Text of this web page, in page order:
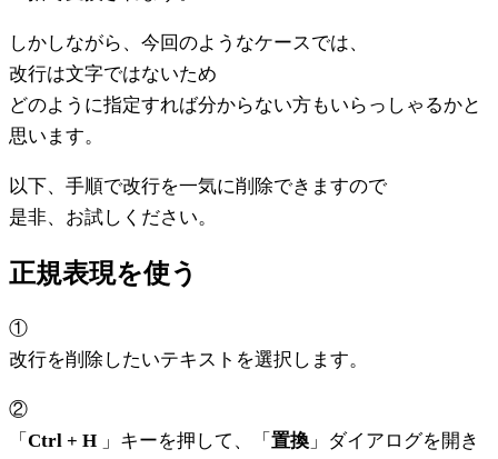
しかしながら、今回のようなケースでは、
改行は文字ではないため
どのように指定すれば分からない方もいらっしゃるかと
思います。
以下、手順で改行を一気に削除できますので
是非、お試しください。
正規表現を使う
①
改行を削除したいテキストを選択します。
②
「 Ctrl + H 」キーを押して、「 置換 」ダイアログを開き